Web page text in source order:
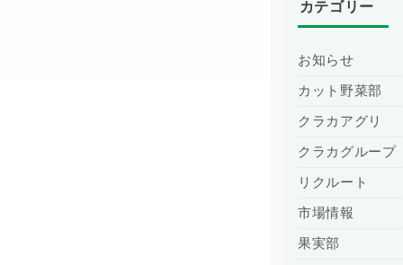
カテゴリー
お知らせ
カット野菜部
クラカアグリ
クラカグループ
リクルート
市場情報
果実部